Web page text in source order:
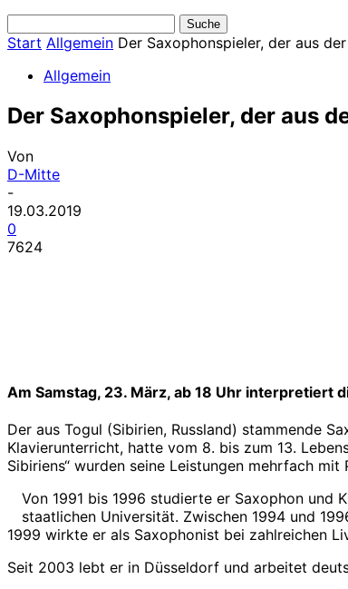
Start Allgemein Der Saxophonspieler, der aus
Allgemein
Der Saxophonspieler, der aus
Von
D-Mitte
-
19.03.2019
0
7624
Am Samstag, 23. März, ab 18 Uhr interpretiert
Der aus Togul (Sibirien, Russland) stammende
Klavierunterricht, hatte vom 8. bis zum 13.
Sibiriens“ wurden seine Leistungen mehrfach mit
Von 1991 bis 1996 studierte er Saxophon und
staatlichen Universität. Zwischen 1994 und
1999 wirkte er als Saxophonist bei zahlreichen
Seit 2003 lebt er in Düsseldorf und arbeitet